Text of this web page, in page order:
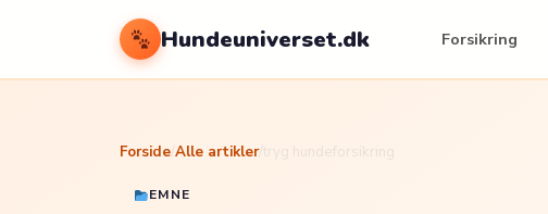
Hundeuniverset.dk Forsikring
Forside Alle artikler/
EMNE